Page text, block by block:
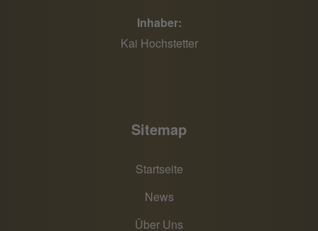
Inhaber:
Kai Hochstetter
Sitemap
Startseite
News
Über Uns